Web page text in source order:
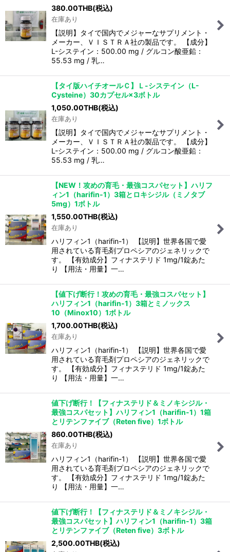
380.00THB(税込)
在庫あり
【説明】タイで国内でメジャーなサプリメント・
メーカー、ＶＩＳＴＲＡ社の製品です。 【成分】
L-システイン：500.00 mg / グルコン酸亜鉛：
55.53 mg / 乳…
【タイ版ハイチオールＣ】Ｌ-システイン（L-
Cysteine）30カプセル×3ボトル
1,050.00THB(税込)
在庫あり
【説明】タイで国内でメジャーなサプリメント・
メーカー、ＶＩＳＴＲＡ社の製品です。 【成分】
L-システイン：500.00 mg / グルコン酸亜鉛：
55.53 mg / 乳…
【NEW！攻めの育毛・最強コスパセット】ハリフ
ィン1（harifin-1）3箱とロキシジル（ミノタブ
5mg）1ボトル
1,550.00THB(税込)
在庫あり
ハリフィン1（harifin-1） 【説明】世界各国で愛
用されている育毛剤プロペシアのジェネリックで
す。 【有効成分】フィナステリド 1mg/1錠あた
り 【用法・用量】一…
【値下げ断行！攻めの育毛・最強コスパセット】
ハリフィン1（harifin-1）3箱とミノックス
10（Minox10）1ボトル
1,700.00THB(税込)
在庫あり
ハリフィン1（harifin-1） 【説明】世界各国で愛
用されている育毛剤プロペシアのジェネリックで
す。 【有効成分】フィナステリド 1mg/1錠あた
り 【用法・用量】一…
値下げ断行！【フィナステリド＆ミノキシジル・
最強コスパセット】ハリフィン1（harifin-1）1箱
とリテンファイブ（Reten five）1ボトル
860.00THB(税込)
在庫あり
ハリフィン1（harifin-1） 【説明】世界各国で愛
用されている育毛剤プロペシアのジェネリックで
す。 【有効成分】フィナステリド 1mg/1錠あた
り 【用法・用量】一…
値下げ断行！【フィナステリド＆ミノキシジル・
最強コスパセット】ハリフィン1（harifin-1）3箱
とリテンファイブ（Reten five）3ボトル
2,500.00THB(税込)